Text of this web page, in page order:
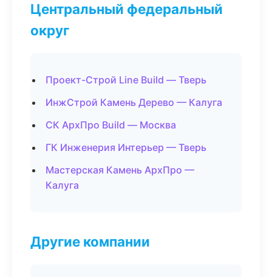
Центральный федеральный
округ
Проект-Строй Line Build — Тверь
ИнжСтрой Камень Дерево — Калуга
СК АрхПро Build — Москва
ГК Инженерия Интерьер — Тверь
Мастерская Камень АрхПро —
Калуга
Другие компании